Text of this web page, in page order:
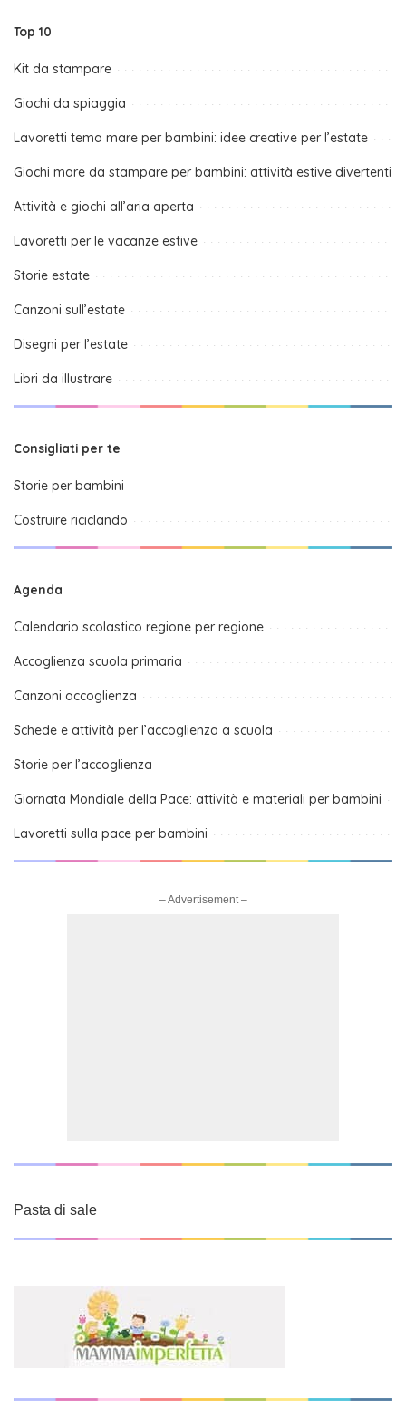
Top 10
Kit da stampare
Giochi da spiaggia
Lavoretti tema mare per bambini: idee creative per l’estate
Giochi mare da stampare per bambini: attività estive divertenti
Attività e giochi all’aria aperta
Lavoretti per le vacanze estive
Storie estate
Canzoni sull’estate
Disegni per l’estate
Libri da illustrare
Consigliati per te
Storie per bambini
Costruire riciclando
Agenda
Calendario scolastico regione per regione
Accoglienza scuola primaria
Canzoni accoglienza
Schede e attività per l’accoglienza a scuola
Storie per l’accoglienza
Giornata Mondiale della Pace: attività e materiali per bambini
Lavoretti sulla pace per bambini
– Advertisement –
Pasta di sale